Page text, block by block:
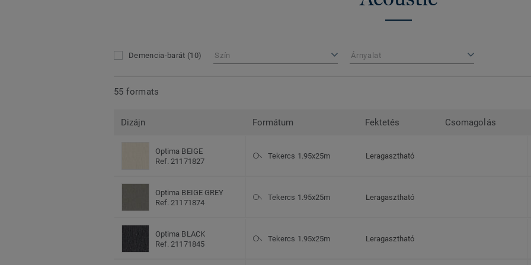
Demencia-barát (10) Szín Árnyalat
55 formats
Dizájn Formátum Fektetés Csomagolás
Optima BEIGE
Ref. 21171827
Tekercs 1.95x25m Leragasztható
Optima BEIGE GREY
Ref. 21171874
Tekercs 1.95x25m Leragasztható
Optima BLACK
Ref. 21171845
Tekercs 1.95x25m Leragasztható